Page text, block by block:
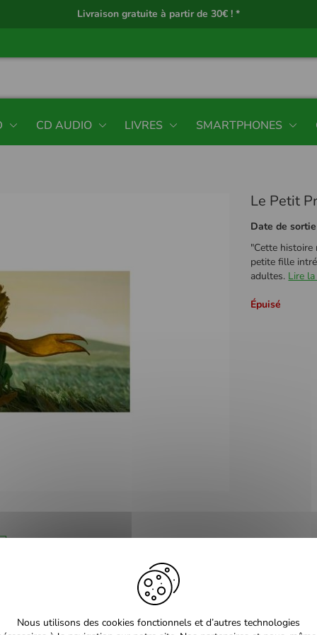
Livraison gratuite à partir de 30€ ! *
CD AUDIO LIVRES SMARTPHONES
Le Petit
Date de sortie
"Cette histoire
petite fille
adultes. Lire
Épuisé
Nous utilisons des cookies fonctionnels et d’autres technologies